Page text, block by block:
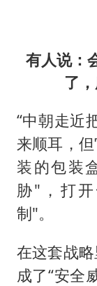
有人说：
了
“中朝走近
来顺耳，
装的包装
胁"，打
制"。
在这套战
成了“安全